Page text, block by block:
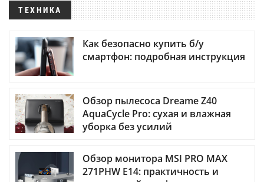
ТЕХНИКА
Как безопасно купить б/у
смартфон: подробная инструкция
Обзор пылесоса Dreame Z40
AquaCycle Pro: сухая и влажная
уборка без усилий
Обзор монитора MSI PRO MAX
271PHW E14: практичность и